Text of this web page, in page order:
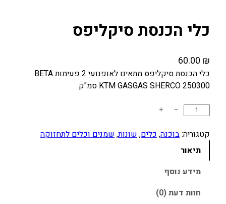
כלי הכנסת סיקליפס
60.00 ₪
כלי הכנסת סיקליפס מתאים לאופנועי 2 פעימות BETA
KTM GASGAS SHERCO 250300 סמ"ק
ו
ש
−
+
קטגוריה:בוכנה, כלים, שונות, שמנים וכלים לתחזוקה
תיאור
מידע נוסף
חוות דעת (0)